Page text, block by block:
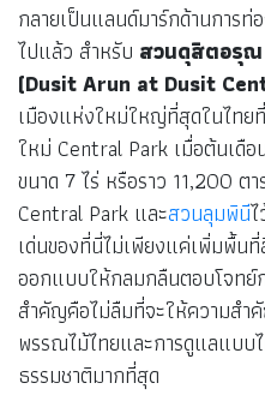
กลายเป็นแลนด์มาร์กด้านการ
ไปแล้ว สำหรับ สวนดุสิตอรุ
(Dusit Arun at Dusit
เมืองแห่งใหม่ใหญ่ที่สุดในไทย
ใหม่ Central Park เมื่อต้นเดื
ขนาด 7 ไร่ หรือราว 11,200 ต
Central Park และสวนลุมพินี
เด่นของที่นี่ไม่เพียงแค่เพิ่มพื้น
ออกแบบให้กลมกลืนตอบโจทย์
สำคัญคือไม่ลืมที่จะให้ความสำ
พรรณไม้ไทยและการดูแลแบบ
ธรรมชาติมากที่สุด